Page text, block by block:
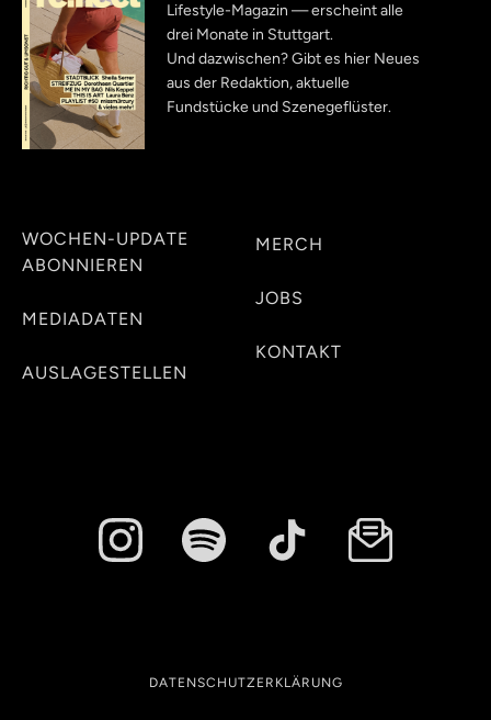
Lifestyle-Magazin — erscheint alle
drei Monate in Stuttgart.
Und dazwischen? Gibt es hier Neues
aus der Redaktion, aktuelle
Fundstücke und Szenegeflüster.
WOCHEN-UPDATE
ABONNIEREN
MEDIADATEN
AUSLAGESTELLEN
MERCH
JOBS
KONTAKT
DATENSCHUTZERKLÄRUNG